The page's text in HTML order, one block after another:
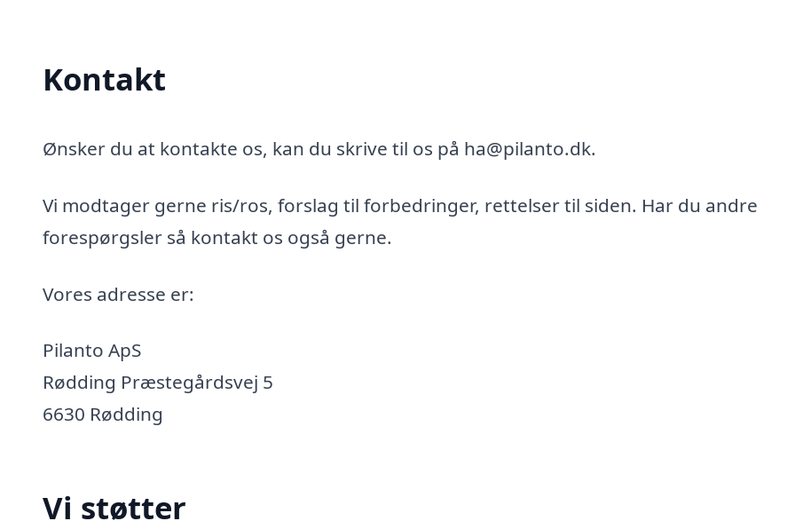
Kontakt
Ønsker du at kontakte os, kan du skrive til os på ha@pilanto.dk.
Vi modtager gerne ris/ros, forslag til forbedringer, rettelser til siden. Har du andre
forespørgsler så kontakt os også gerne.
Vores adresse er:
Pilanto ApS
Rødding Præstegårdsvej 5
6630 Rødding
Vi støtter